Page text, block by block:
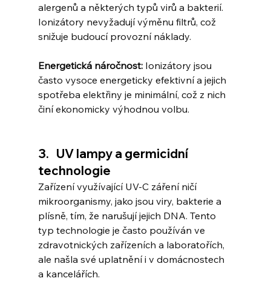
alergenů a některých typů virů a bakterií.
Ionizátory nevyžadují výměnu filtrů, což
snižuje budoucí provozní náklady.
Energetická náročnost: Ionizátory jsou
často vysoce energeticky efektivní a jejich
spotřeba elektřiny je minimální, což z nich
činí ekonomicky výhodnou volbu.
3.   UV lampy a germicidní
technologie
Zařízení využívající UV-C záření ničí
mikroorganismy, jako jsou viry, bakterie a
plísně, tím, že narušují jejich DNA. Tento
typ technologie je často používán ve
zdravotnických zařízeních a laboratořích,
ale našla své uplatnění i v domácnostech
a kancelářích.